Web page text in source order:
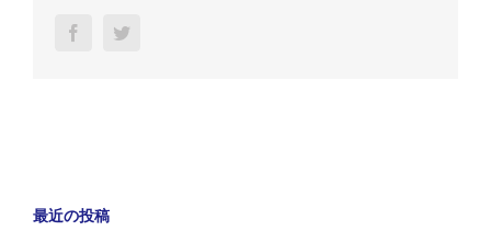
Facebook
最近の投稿